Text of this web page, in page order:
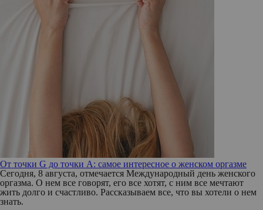
От точки G до точки A: самое интересное о женском оргазме
Сегодня, 8 августа, отмечается Международный день женского
оргазма. О нем все говорят, его все хотят, с ним все мечтают
жить долго и счастливо. Рассказываем все, что вы хотели о нем
знать.